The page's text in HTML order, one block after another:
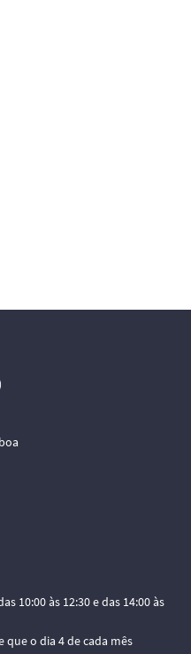
10:00 às 12:30 e das 14:00 às
que o dia 4 de cada mês